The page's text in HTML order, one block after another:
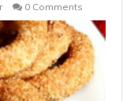
0 Comments